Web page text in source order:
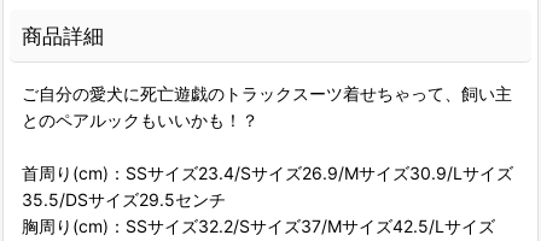
商品詳細
ご自分の愛犬に死亡遊戯のトラックスーツ着せちゃって、飼い主
とのペアルックもいいかも！？
首周り(cm)：SSサイズ23.4/Sサイズ26.9/Mサイズ30.9/Lサイズ
35.5/DSサイズ29.5センチ
胸周り(cm)：SSサイズ32.2/Sサイズ37/Mサイズ42.5/Lサイズ